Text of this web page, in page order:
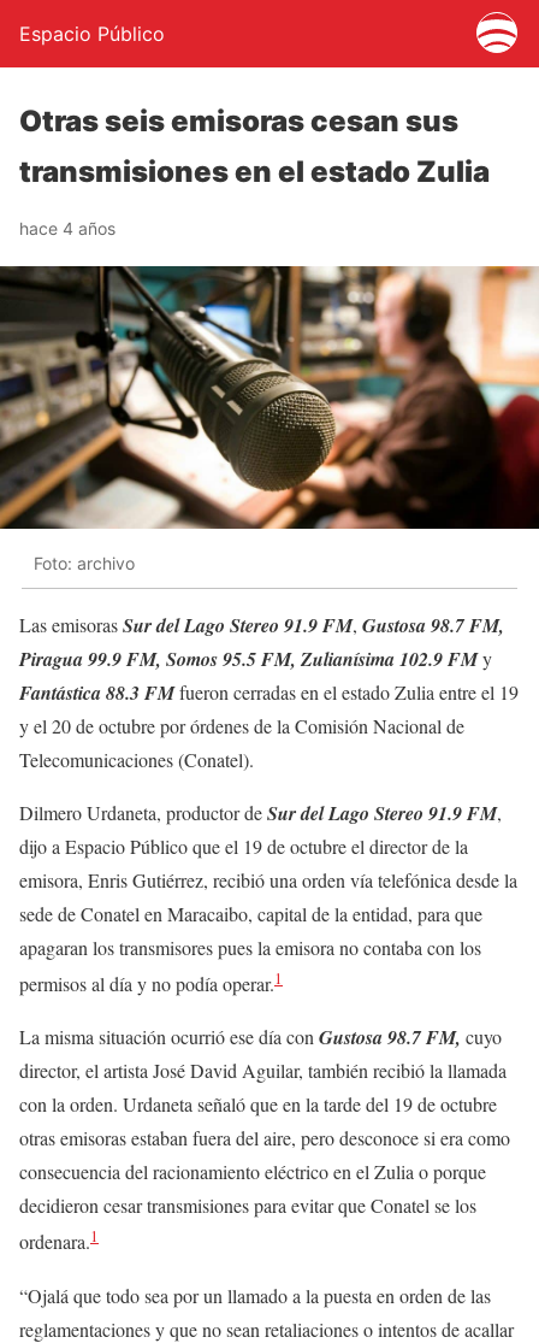
Espacio Público
Otras seis emisoras cesan sus
transmisiones en el estado Zulia
hace 4 años
Foto: archivo
Las emisorasSur del Lago Stereo 91.9 FM, Gustosa 98.7 FM,
Piragua 99.9 FM, Somos 95.5 FM, Zulianísima 102.9 FMy
Fantástica 88.3 FMfueron cerradas en el estado Zulia entre el 19
y el 20 de octubre por órdenes de la Comisión Nacional de
Telecomunicaciones (Conatel).
Dilmero Urdaneta, productor deSur del Lago Stereo 91.9 FM,
dijo a Espacio Público que el 19 de octubre el director de la
emisora, Enris Gutiérrez, recibió una orden vía telefónica desde la
sede de Conatel en Maracaibo, capital de la entidad, para que
apagaran los transmisores pues la emisora no contaba con los
permisos al día y no podía operar.1
La misma situación ocurrió ese día conGustosa 98.7 FM, cuyo
director, el artista José David Aguilar, también recibió la llamada
con la orden. Urdaneta señaló que en la tarde del 19 de octubre
otras emisoras estaban fuera del aire, pero desconoce si era como
consecuencia del racionamiento eléctrico en el Zulia o porque
decidieron cesar transmisiones para evitar que Conatel se los
ordenara.1
“Ojalá que todo sea por un llamado a la puesta en orden de las
reglamentaciones y que no sean retaliaciones o intentos de acallar